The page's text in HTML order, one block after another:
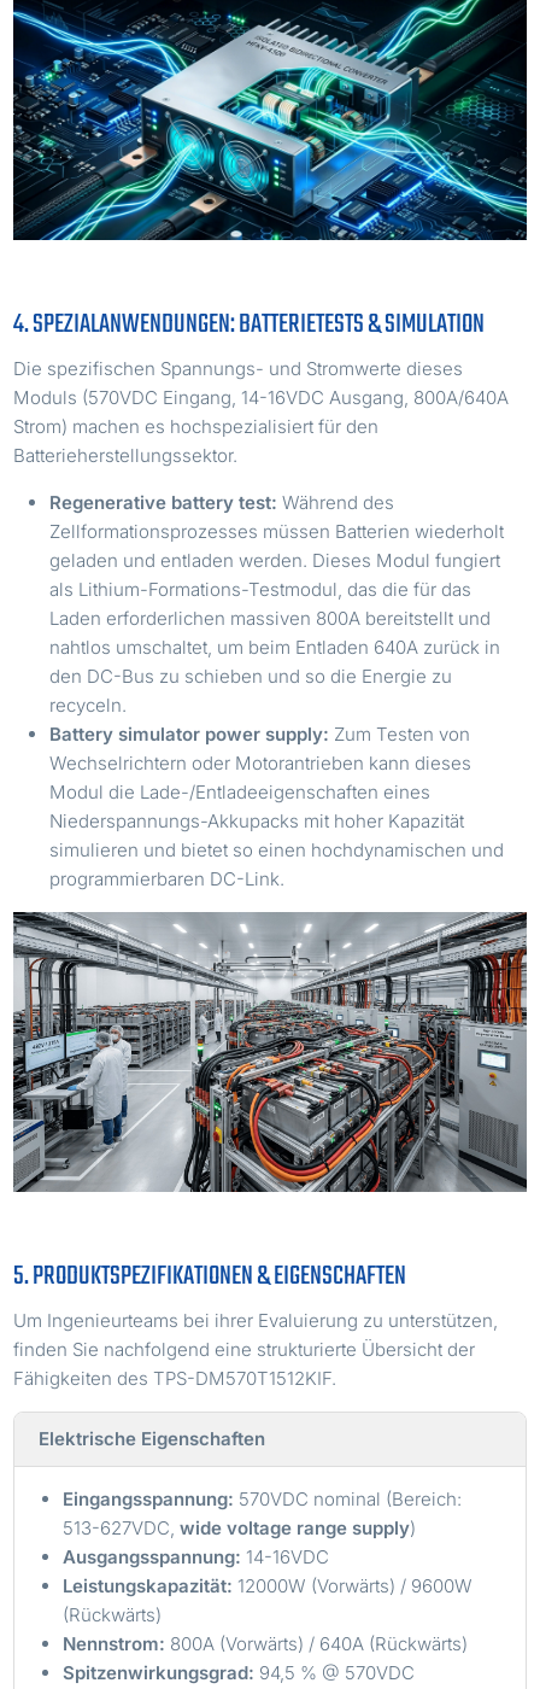
4. SPEZIALANWENDUNGEN: BATTERIETESTS & SIMULATION
Die spezifischen Spannungs- und Stromwerte dieses
Moduls (570VDC Eingang, 14-16VDC Ausgang, 800A/640A
Strom) machen es hochspezialisiert für den
Batterieherstellungssektor.
Regenerative battery test: Während des
Zellformationsprozesses müssen Batterien wiederholt
geladen und entladen werden. Dieses Modul fungiert
als Lithium-Formations-Testmodul, das die für das
Laden erforderlichen massiven 800A bereitstellt und
nahtlos umschaltet, um beim Entladen 640A zurück in
den DC-Bus zu schieben und so die Energie zu
recyceln.
Battery simulator power supply: Zum Testen von
Wechselrichtern oder Motorantrieben kann dieses
Modul die Lade-/Entladeeigenschaften eines
Niederspannungs-Akkupacks mit hoher Kapazität
simulieren und bietet so einen hochdynamischen und
programmierbaren DC-Link.
5. PRODUKTSPEZIFIKATIONEN & EIGENSCHAFTEN
Um Ingenieurteams bei ihrer Evaluierung zu unterstützen,
finden Sie nachfolgend eine strukturierte Übersicht der
Fähigkeiten des TPS-DM570T1512KIF.
Elektrische Eigenschaften
Eingangsspannung: 570VDC nominal (Bereich:
513-627VDC,wide voltage range supply)
Ausgangsspannung: 14-16VDC
Leistungskapazität: 12000W (Vorwärts) / 9600W
(Rückwärts)
Nennstrom: 800A (Vorwärts) / 640A (Rückwärts)
Spitzenwirkungsgrad: 94,5 % @ 570VDC